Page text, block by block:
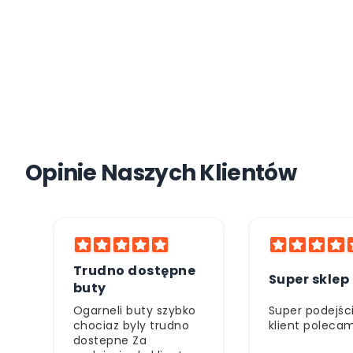
Opinie Naszych Klientów
Super sklep
Super podejście do
klient polecam
Polecam
serdecznie
Polecam ❤️